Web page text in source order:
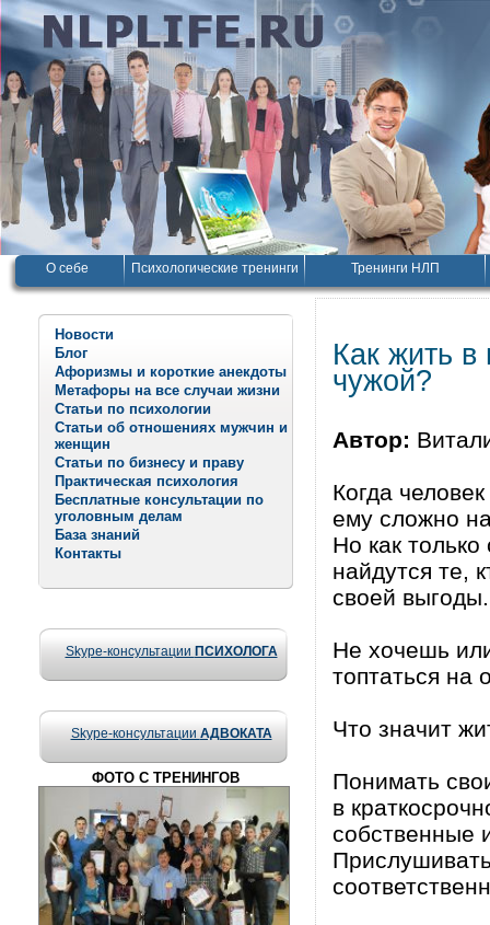
О себе Психологические тренинги Тренинги НЛП
Новости
Блог
Афоризмы и короткие анекдоты
Метафоры на все случаи жизни
Статьи по психологии
Статьи об отношениях мужчин и
женщин
Статьи по бизнесу и праву
Практическая психология
Бесплатные консультации по
уголовным делам
База знаний
Контакты
Skype-консультации ПСИХОЛОГА
Skype-консультации АДВОКАТА
ФОТО С ТРЕНИНГОВ
Как жить в
чужой?
Автор:
Когда
ему сложно
Но как
найдутся те,
своей выгоды.
Не хочешь
топтаться на
Что значит
Понимать
в
собственные